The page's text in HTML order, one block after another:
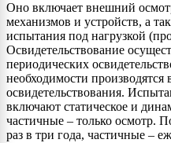
Оно включает внешний
механизмов и устройств, а
испытания под нагрузкой
Освидетельствование
периодических
необходимости производятся
освидетельствования.
включают статическое и
частичные – только осмотр.
раз в три года, частичные –